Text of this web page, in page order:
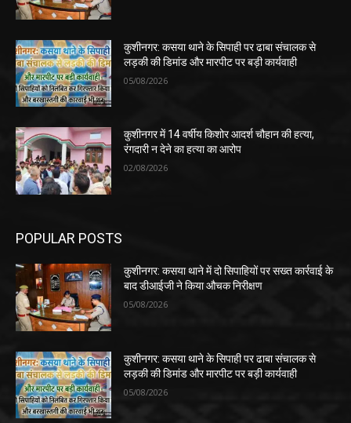
कुशीनगर: कसया थाने के सिपाही पर ढाबा संचालक से
लड़की की डिमांड और मारपीट पर बड़ी कार्यवाही
05/08/2026
कुशीनगर में 14 वर्षीय किशोर आदर्श चौहान की हत्या,
रंगदारी न देने का हत्या का आरोप
02/08/2026
POPULAR POSTS
कुशीनगर: कसया थाने में दो सिपाहियों पर सख्त कार्रवाई के
बाद डीआईजी ने किया औचक निरीक्षण
05/08/2026
कुशीनगर: कसया थाने के सिपाही पर ढाबा संचालक से
लड़की की डिमांड और मारपीट पर बड़ी कार्यवाही
05/08/2026